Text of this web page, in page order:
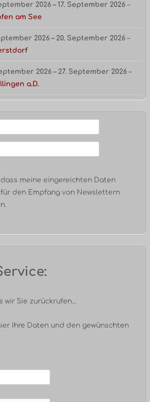
2026 – 17. September 2026 –
am See
2026 – 20. September 2026 –
2026 – 27. September 2026 –
a.D.
dass meine eingereichten Daten
den Empfang von Newslettern
wir Sie zurückrufen...
Ihre Daten und den gewünschten